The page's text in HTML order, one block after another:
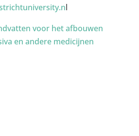
l
voor het afbouwen
en andere medicijnen